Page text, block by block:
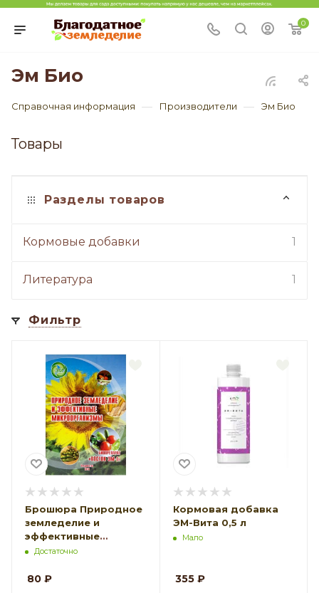
0
Эм Био
Справочная информация — Производители — Эм Био
Товары
Разделы товаров
Кормовые добавки 1
Литература 1
Фильтр
Брошюра Природное
земледелие и
эффективные
микроорганизмы
Достаточно
80 ₽
Кормовая добавка
ЭМ-Вита 0,5 л
Мало
355₽